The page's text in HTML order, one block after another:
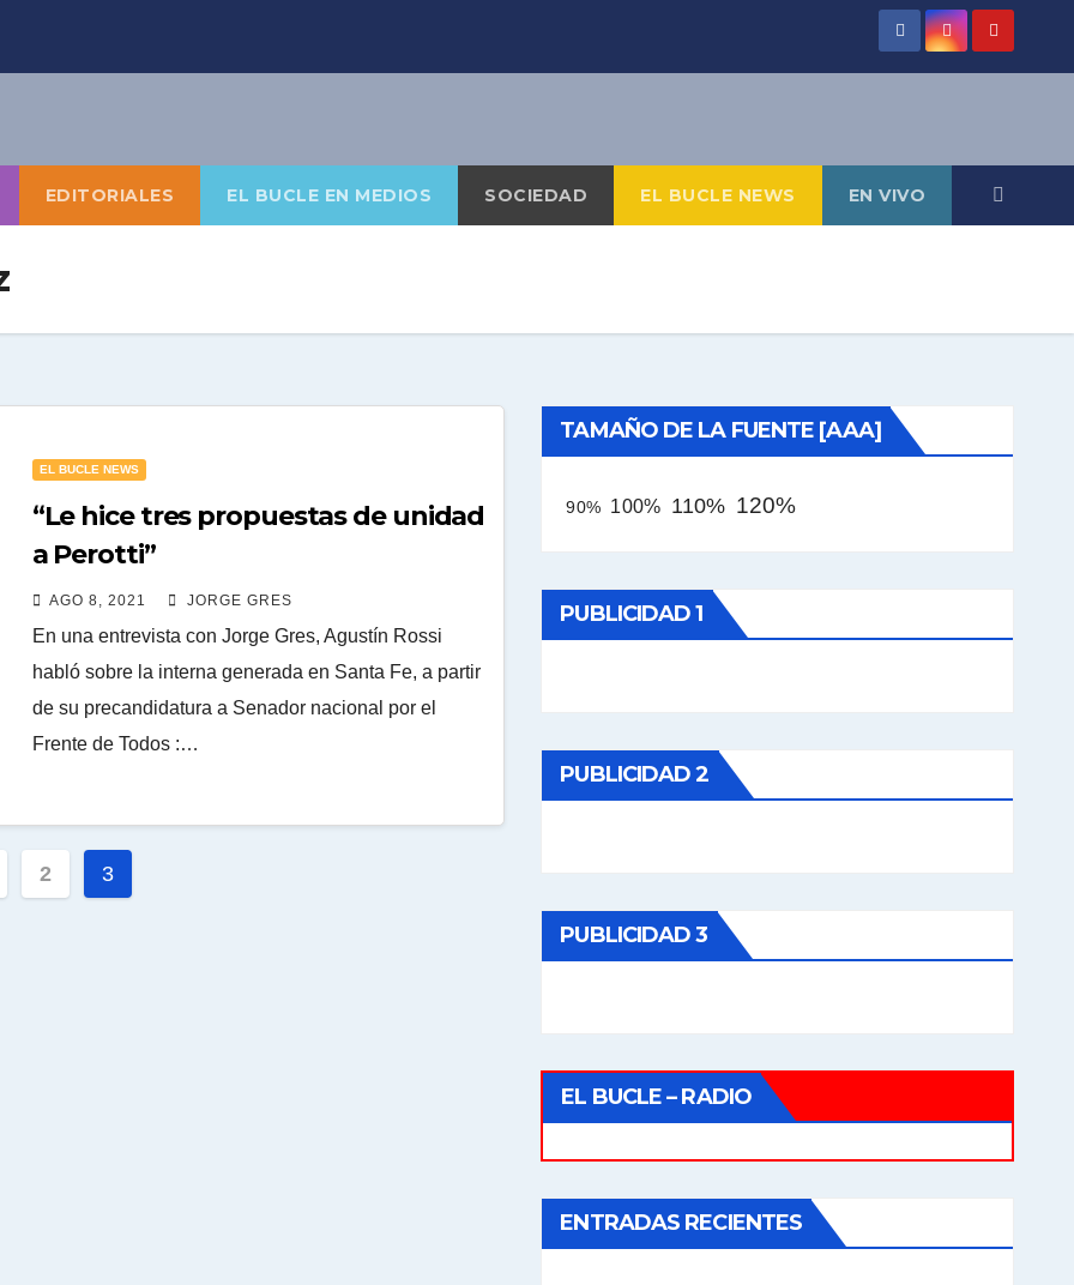
EDITORIALES EL BUCLE EN MEDIOS SOCIEDAD EL BUCLE NEWS EN VIVO
EL BUCLE NEWS
“Le hice tres propuestas de unidad
a Perotti”
AGO 8, 2021 JORGE GRES
En una entrevista con Jorge Gres, Agustín Rossi
habló sobre la interna generada en Santa Fe, a partir
de su precandidatura a Senador nacional por el
Frente de Todos :…
2 3
TAMAÑO DE LA FUENTE [AAA]
90% 100% 110% 120%
PUBLICIDAD 1
PUBLICIDAD 2
PUBLICIDAD 3
EL BUCLE – RADIO
ENTRADAS RECIENTES